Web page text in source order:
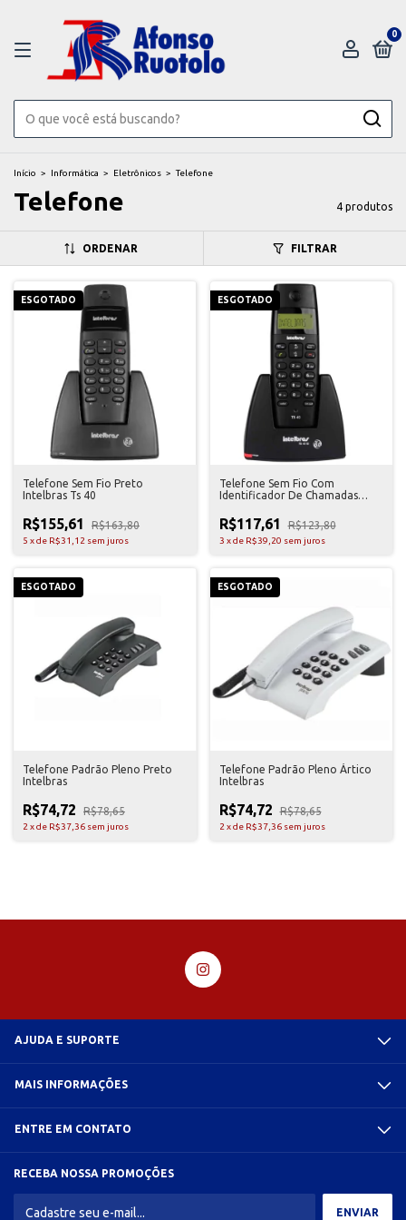
0
Início > Informática > Eletrônicos > Telefone
Telefone 4 produtos
ORDENAR FILTRAR
ESGOTADO
Telefone Sem Fio Preto
Intelbras Ts 40
R$155,61 R$163,80
5 xde R$31,12 sem juros
ESGOTADO
Telefone Sem Fio Com
Identificador De Chamadas
R$117,61 R$123,80
3 xde R$39,20 sem juros
ESGOTADO
Telefone Padrão Pleno Preto
Intelbras
R$74,72 R$78,65
2 xde R$37,36 sem juros
ESGOTADO
Telefone Padrão Pleno Ártico
Intelbras
R$74,72 R$78,65
2 xde R$37,36 sem juros
AJUDA E SUPORTE
MAIS INFORMAÇÕES
ENTRE EM CONTATO
RECEBA NOSSA PROMOÇÕES